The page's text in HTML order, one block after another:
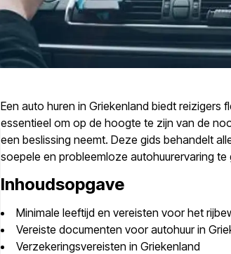
Een auto huren in Griekenland biedt reizigers
essentieel om op de hoogte te zijn van de
een beslissing neemt. Deze gids behandelt
soepele en probleemloze autohuurervaring te
Inhoudsopgave
Minimale leeftijd en vereisten voor het
Vereiste documenten voor autohuur in
Verzekeringsvereisten in Griekenland